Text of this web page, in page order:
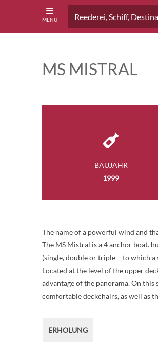
MENU
MS MISTRAL
BAUJAHR
1999
The name of a powerful wind and
The MS Mistral is a 4 anchor boat.
(single, double or triple – to which
Located at the level of the upper
advantage of the panorama. On this
comfortable deckchairs, as well as
ERHOLUNG